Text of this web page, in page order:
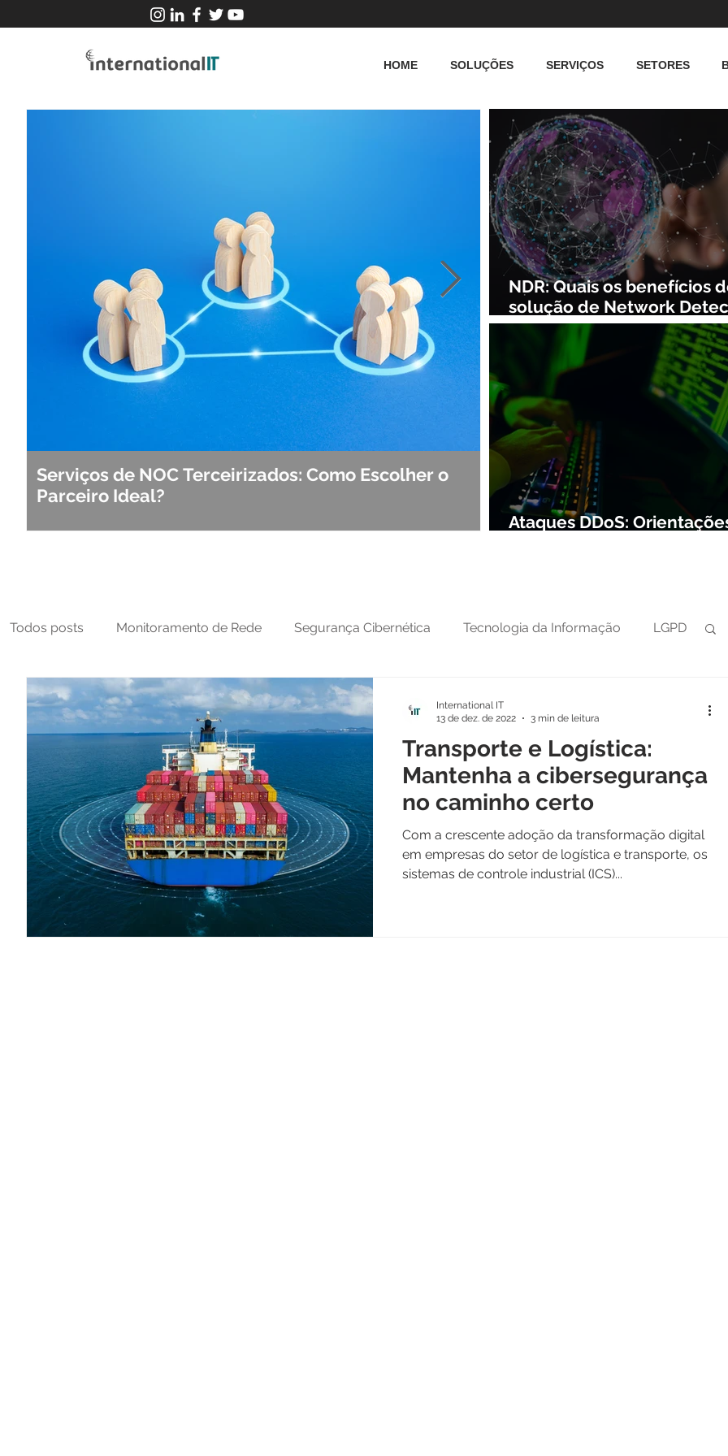
HOME SOLUÇÕES SERVIÇOS SETORES
NDR: Quais os benefícios
solução de Network
and Response?
Ataques DDoS:
Serviços de NOC Terceirizados: Como Escolher o
Parceiro Ideal?
Observabilidade e NOC:
Segurança de Redes
Todos posts Monitoramento de Rede Segurança Cibernética Tecnologia da Informação LGPD
MFT NOC Tecnologia Operacional
Transporte e Logística:
Mantenha a cibersegurança
no caminho certo
Com a crescente adoção da transformação digital
em empresas do setor de logística e transporte, os
sistemas de controle industrial (ICS)...
International IT
13 de dez. de 2022
3 min de leitura